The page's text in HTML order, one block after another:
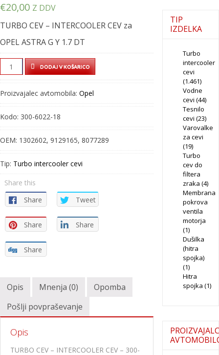
€20,00 Z DDV
TURBO CEV – INTERCOOLER CEV za
OPEL ASTRA G Y 1.7 DT
TURBO
CEV
INTERCOOLER
–
6022-
quantity
DODAJ V KOŠARICO
Proizvajalec avtomobila: Opel
Kodo: 300-6022-18
OEM: 1302602, 9129165, 8077289
Tip: Turbo intercooler cevi
Share this
Share
Tweet
Share Share
Share
Opis Mnenja (0)
Opomba
Pošlji povpraševanje
Opis
TURBO CEV – INTERCOOLER CEV – 300-
TIP
IZDELKA
Turbo
intercooler
cevi
(1.461)
Vodne
cevi (44)
Tesnilo
cevi (23)
Varovalke
za cevi
(19)
Turbo
cev do
filtera
zraka (4)
Membrana
pokrova
ventila
motorja
(1)
Dušilka
(hitra
spojka)
(1)
Hitra
spojka (1)